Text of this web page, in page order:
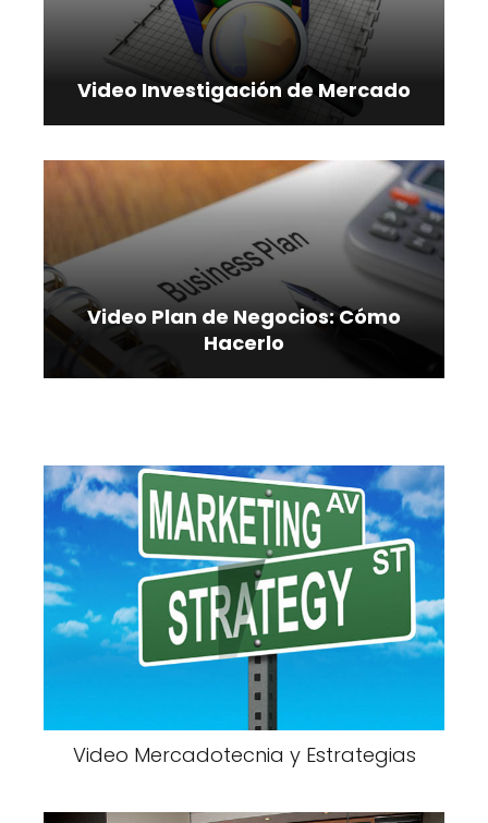
Video Investigación de Mercado
Video Plan de Negocios: Cómo
Hacerlo
Video Mercadotecnia y Estrategias